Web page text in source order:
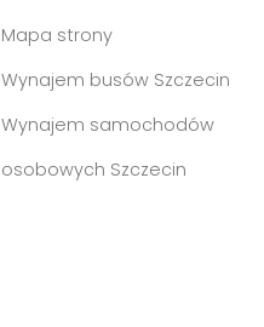
Mapa strony
Wynajem busów Szczecin
Wynajem samochodów
osobowych Szczecin